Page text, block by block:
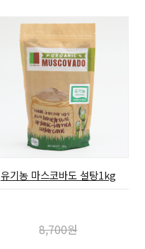
유기농 마스코바도 설탕1kg
8,700원